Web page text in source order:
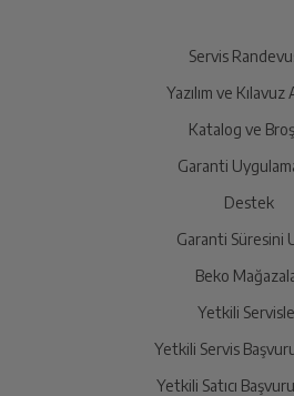
Ürünü eksiksiz ve
İade Talebiniz
Yetkili servis gerekli
süreciniz
Ücretiniz İade
Servis
Yazılım ve Kılavuz
Katalog ve
Garanti
Destek
Garanti Süresini
Beko
Yetkili
Yetkili Servis
Yetkili Satıcı